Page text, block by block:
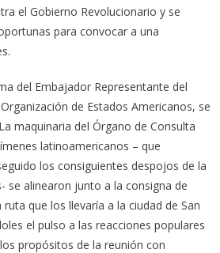
el Gobierno Revolucionario y se
para convocar a una
del Embajador Representante del
de Estados Americanos, se
maquinaria del Órgano de Consulta
latinoamericanos – que
los consiguientes despojos de la
se alinearon junto a la consigna de
que los llevaría a la ciudad de San
el pulso a las reacciones populares
propósitos de la reunión con